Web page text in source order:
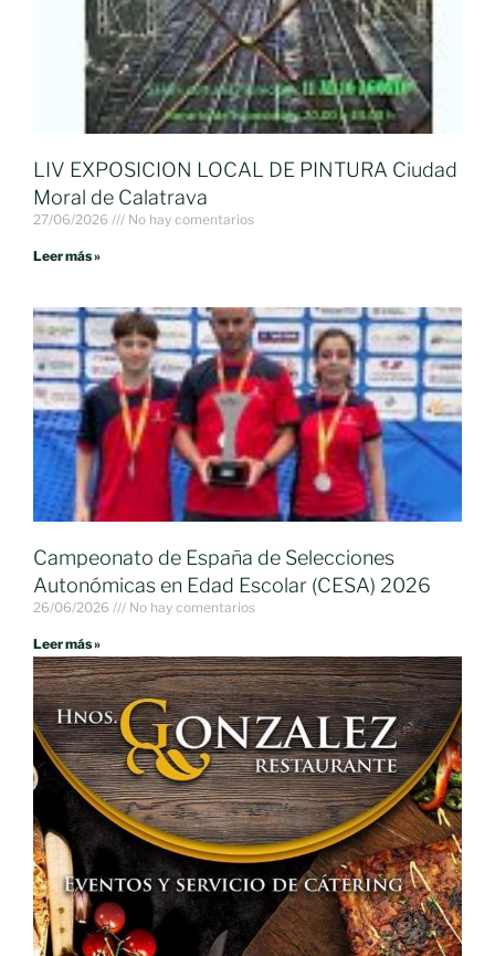
LIV EXPOSICION LOCAL DE PINTURA Ciudad
Moral de Calatrava
27/06/2026 No hay comentarios
Leer más »
Campeonato de España de Selecciones
Autonómicas en Edad Escolar (CESA) 2026
26/06/2026 No hay comentarios
Leer más »